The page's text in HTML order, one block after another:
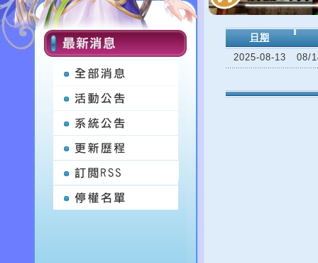
日期
2025-08-13
08/